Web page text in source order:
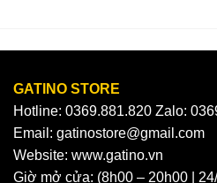
GATINO STORE
Hotline: 0369.881.820 Zalo:
Email: gatinostore@gmail.com
Website: www.gatino.vn
Giờ mở cửa: (8h00 – 20h00 |